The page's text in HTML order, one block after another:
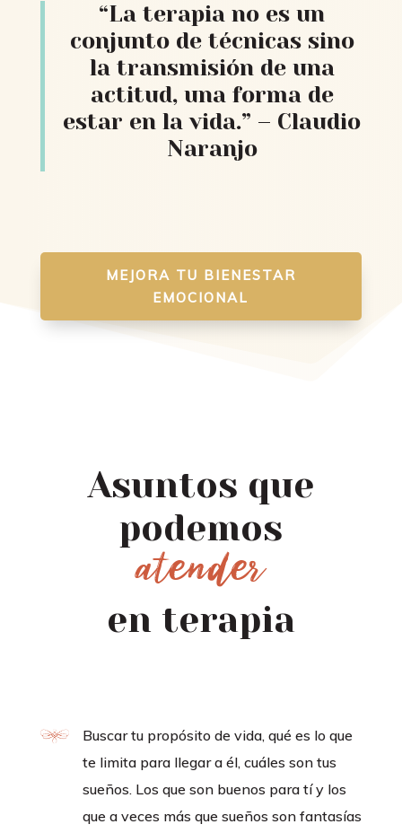
“La terapia no es un
conjunto de técnicas sino
la transmisión de una
actitud, una forma de
estar en la vida.” – Claudio
Naranjo
MEJORA TU BIENESTAR
EMOCIONAL
Asuntos que
podemos
atender
en terapia
Buscar tu propósito de vida, qué es lo que
te limita para llegar a él, cuáles son tus
sueños. Los que son buenos para tí y los
que a veces más que sueños son fantasías